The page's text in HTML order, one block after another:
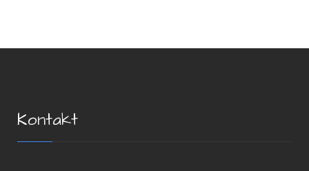
Kontakt